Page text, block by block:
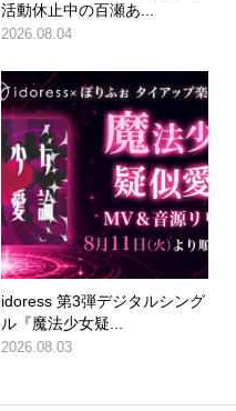
活動休止中の百瀬あ...
2026.08.04
idoress 第3弾デジタルシング
ル『魔法少女疑...
2026.08.03